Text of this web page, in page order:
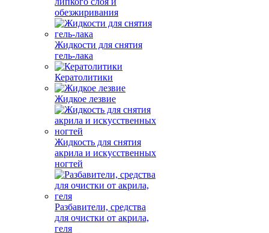
обезжиривания
Жидкости для снятия
гель-лака
Кератолитики
Жидкое лезвие
Жидкость для снятия
акрила и искусственных
ногтей
Разбавители, средства
для очистки от акрила,
геля